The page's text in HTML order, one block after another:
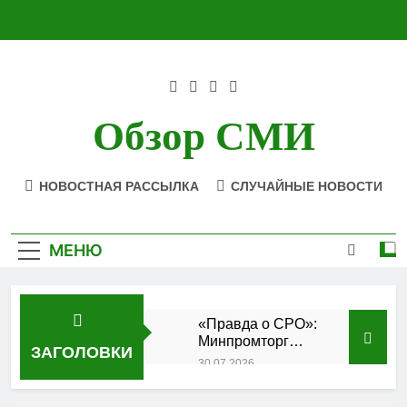
Обзор СМИ
НОВОСТНАЯ РАССЫЛКА СЛУЧАЙНЫЕ НОВОСТИ
МЕНЮ
ЗАГОЛОВКИ
«Правда о СРО»:
Минпромторг
подтвердил
кластера
30.07.2026